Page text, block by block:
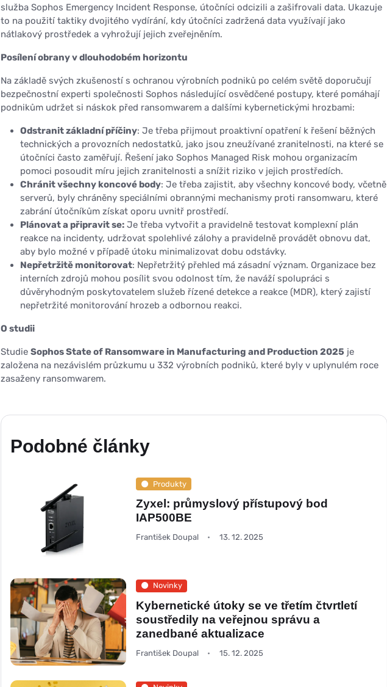
služba Sophos Emergency Incident Response, útočníci odcizili a zašifrovali data. Ukazuje
to na použití taktiky dvojitého vydírání, kdy útočníci zadržená data využívají jako
nátlakový prostředek a vyhrožují jejich zveřejněním.
Posílení obrany v dlouhodobém horizontu
Na základě svých zkušeností s ochranou výrobních podniků po celém světě doporučují
bezpečnostní experti společnosti Sophos následující osvědčené postupy, které pomáhají
podnikům udržet si náskok před ransomwarem a dalšími kybernetickými hrozbami:
Odstranit základní příčiny: Je třeba přijmout proaktivní opatření k řešení běžných
technických a provozních nedostatků, jako jsou zneužívané zranitelnosti, na které se
útočníci často zaměřují. Řešení jako Sophos Managed Risk mohou organizacím
pomoci posoudit míru jejich zranitelnosti a snížit riziko v jejich prostředích.
Chránit všechny koncové body: Je třeba zajistit, aby všechny koncové body, včetně
serverů, byly chráněny speciálními obrannými mechanismy proti ransomwaru, které
zabrání útočníkům získat oporu uvnitř prostředí.
Plánovat a připravit se: Je třeba vytvořit a pravidelně testovat komplexní plán
reakce na incidenty, udržovat spolehlivé zálohy a pravidelně provádět obnovu dat,
aby bylo možné v případě útoku minimalizovat dobu odstávky.
Nepřetržitě monitorovat: Nepřetržitý přehled má zásadní význam. Organizace bez
interních zdrojů mohou posílit svou odolnost tím, že naváží spolupráci s
důvěryhodným poskytovatelem služeb řízené detekce a reakce (MDR), který zajistí
nepřetržité monitorování hrozeb a odbornou reakci.
O studii
Studie Sophos State of Ransomware in Manufacturing and Production 2025 je
založena na nezávislém průzkumu u 332 výrobních podniků, které byly v uplynulém roce
zasaženy ransomwarem.
Podobné články
Produkty
Zyxel: průmyslový přístupový bod
IAP500BE
František Doupal 13. 12. 2025
Novinky
Kybernetické útoky se ve třetím čtvrtletí
soustředily na veřejnou správu a
zanedbané aktualizace
František Doupal 15. 12. 2025